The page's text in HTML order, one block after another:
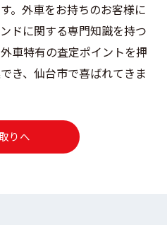
。外車をお持ちのお客様に
ドに関する専門知識を持つ
車特有の査定ポイントを押
き、仙台市で喜ばれてきま
りへ